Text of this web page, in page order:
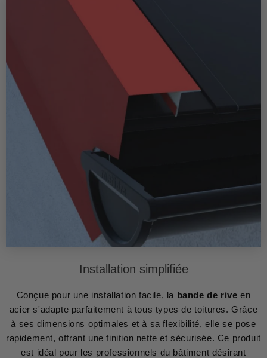
Installation simplifiée
Conçue pour une installation facile, la bande de riveen
acier s'adapte parfaitement à tous types de toitures. Grâce
à ses dimensions optimales et à sa flexibilité, elle se pose
rapidement, offrant une finition nette et sécurisée. Ce produit
est idéal pour les professionnels du bâtiment désirant